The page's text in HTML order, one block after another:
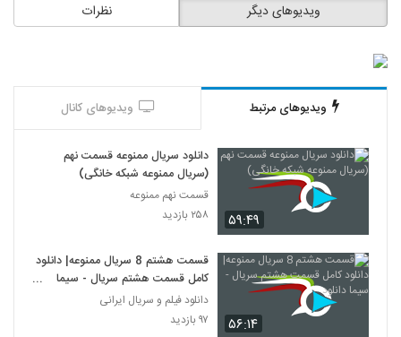
نظرات ویدیوهای دیگر
ویدیوهای مرتبط ویدیوهای کانال
۵۹:۴۹
دانلود سریال ممنوعه قسمت نهم
(سریال ممنوعه شبکه خانگی)
قسمت نهم ممنوعه
۲۵۸ بازدید
۵۶:۱۴
قسمت هشتم 8 سریال ممنوعه| دانلود
کامل قسمت هشتم سریال - سیما
دانلود
دانلود فیلم و سریال ایرانی
۹۷ بازدید